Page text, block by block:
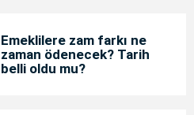
Emeklilere zam farkı ne
zaman ödenecek? Tarih
belli oldu mu?